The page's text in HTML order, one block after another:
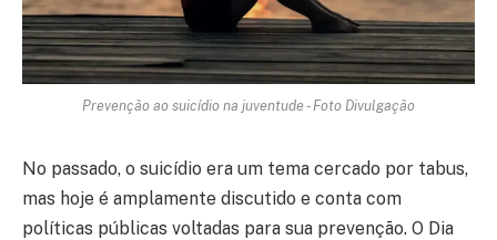
Prevenção ao suicídio na juventude - Foto Divulgação
No passado, o suicídio era um tema cercado por tabus,
mas hoje é amplamente discutido e conta com
políticas públicas voltadas para sua prevenção. O Dia